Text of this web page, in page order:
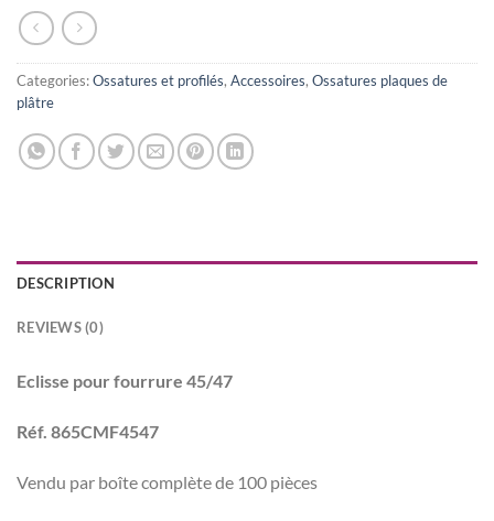
Categories:Ossatures et profilés, Accessoires, Ossatures plaques de
plâtre
DESCRIPTION
REVIEWS (0)
Eclisse pour fourrure 45/47
Réf. 865CMF4547
Vendu par boîte complète de 100 pièces